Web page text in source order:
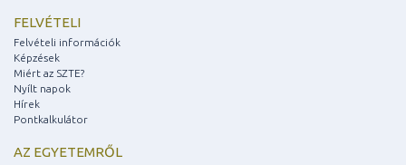
FELVÉTELI
Felvételi információk
Képzések
Miért az SZTE?
Nyílt napok
Hírek
Pontkalkulátor
AZ EGYETEMRŐL